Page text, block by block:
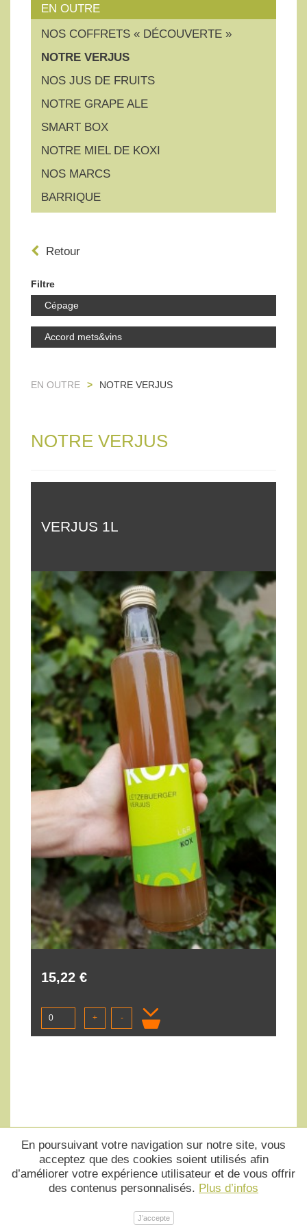
EN OUTRE
NOS COFFRETS « DÉCOUVERTE »
NOTRE VERJUS
NOS JUS DE FRUITS
NOTRE GRAPE ALE
SMART BOX
NOTRE MIEL DE KOXI
NOS MARCS
BARRIQUE
Retour
Filtre
Cépage
Accord mets&vins
EN OUTRE > NOTRE VERJUS
NOTRE VERJUS
VERJUS 1L
15,22 €
+ -
En poursuivant votre navigation sur notre site, vous
acceptez que des cookies soient utilisés afin
d’améliorer votre expérience utilisateur et de vous offrir
des contenus personnalisés. Plus d’infos
J’accepte